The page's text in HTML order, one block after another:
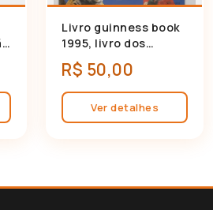
🛍 Adicionar ao carrinho
Livro guinness book
1995, livro dos
recordes - Excelente
estado
R$ 50,00
Ver detalhes